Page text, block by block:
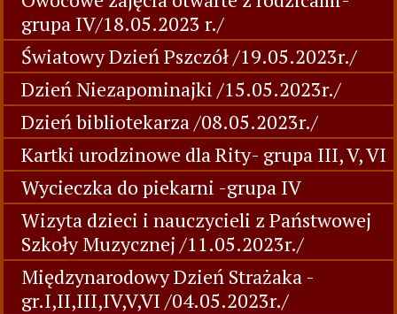
grupa IV/18.05.2023 r./
Światowy Dzień Pszczół /19.05.2023r./
Dzień Niezapominajki /15.05.2023r./
Dzień bibliotekarza /08.05.2023r./
Kartki urodzinowe dla Rity- grupa III, V, VI
Wycieczka do piekarni -grupa IV
Wizyta dzieci i nauczycieli z Państwowej
Szkoły Muzycznej /11.05.2023r./
Międzynarodowy Dzień Strażaka -
gr.I,II,III,IV,V,VI /04.05.2023r./